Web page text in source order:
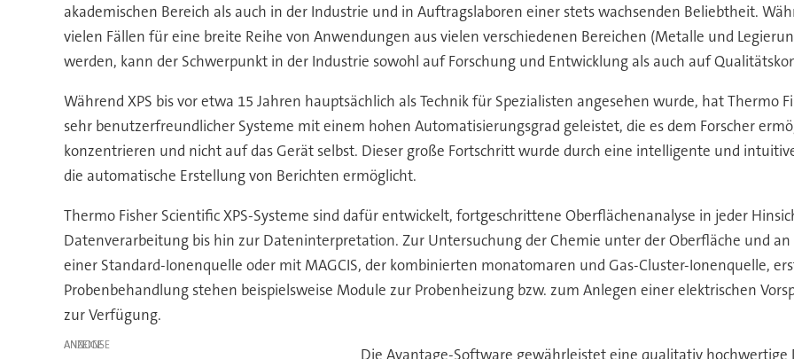
akademischen Bereich als auch in der Industrie und in Auftragslaboren einer stets wachsenden Beliebtheit.
vielen Fällen für eine breite Reihe von Anwendungen aus vielen verschiedenen Bereichen (Metalle und
werden, kann der Schwerpunkt in der Industrie sowohl auf Forschung und Entwicklung als auch auf
Während XPS bis vor etwa 15 Jahren hauptsächlich als Technik für Spezialisten angesehen wurde, hat Thermo
sehr benutzerfreundlicher Systeme mit einem hohen Automatisierungsgrad geleistet, die es dem Forscher
konzentrieren und nicht auf das Gerät selbst. Dieser große Fortschritt wurde durch eine intelligente und
die automatische Erstellung von Berichten ermöglicht.
Thermo Fisher Scientific XPS-Systeme sind dafür entwickelt, fortgeschrittene Oberflächenanalyse in jeder
Datenverarbeitung bis hin zur Dateninterpretation. Zur Untersuchung der Chemie unter der Oberfläche und
einer Standard-Ionenquelle oder mit MAGCIS, der kombinierten monatomaren und Gas-Cluster-Ionenquelle,
Probenbehandlung stehen beispielsweise Module zur Probenheizung bzw. zum Anlegen einer elektrischen
zur Verfügung.
ANZEIGE
Die Avantage-Software gewährleistet eine qualitativ